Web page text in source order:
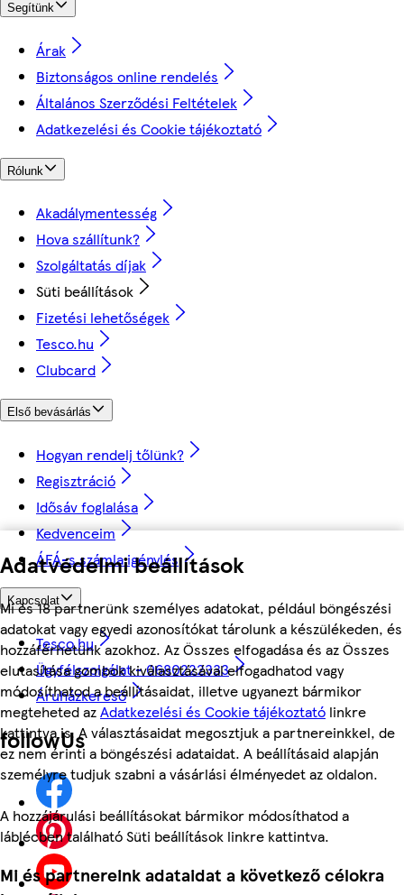
Adatvédelmi beállítások
Mi és 18 partnerünk személyes adatokat, például böngészési
adatokat vagy egyedi azonosítókat tárolunk a készülékeden, és
hozzáférhetünk azokhoz. Az Összes elfogadása és az Összes
elutasítása gombok kiválasztásával elfogadhatod vagy
módosíthatod a beállításaidat, illetve ugyanezt bármikor
megteheted azAdatkezelési és Cookie tájékoztató linkre
kattintva is. A választásaidat megosztjuk a partnereinkkel, de
ez nem érinti a böngészési adataidat. A beállításaid alapján
személyre tudjuk szabni a vásárlási élményedet az oldalon.
A hozzájárulási beállításokat bármikor módosíthatod a
láblécben található Süti beállítások linkre kattintva.
Mi és partnereink adataidat a következő célokra
Segítünk
Árak
Biztonságos online rendelés
Általános Szerződési Feltételek
Adatkezelési és Cookie tájékoztató
Rólunk
Akadálymentesség
Hova szállítunk?
Szolgáltatás díjak
Süti beállítások
Fizetési lehetőségek
Tesco.hu
Clubcard
Első bevásárlás
Hogyan rendelj tőlünk?
Regisztráció
Idősáv foglalása
Kedvenceim
ÁFÁ-s számla igénylés
Kapcsolat
Tesco.hu
Ügyfélszolgálat - 0680222333
Áruházkereső
followUs